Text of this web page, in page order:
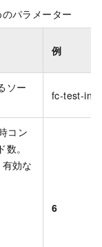
パラメーター
例
ソー
fc-test-
コン
。
効な
6